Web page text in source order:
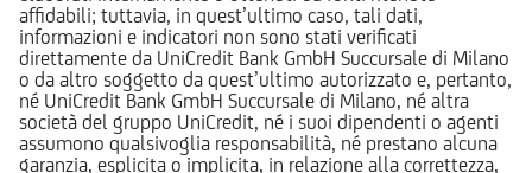
affidabili; tuttavia, in quest’ultimo caso, tali dati,
informazioni e indicatori non sono stati verificati
direttamente da UniCredit Bank GmbH Succursale di Milano
o da altro soggetto da quest’ultimo autorizzato e, pertanto,
né UniCredit Bank GmbH Succursale di Milano, né altra
società del gruppo UniCredit, né i suoi dipendenti o agenti
assumono qualsivoglia responsabilità, né prestano alcuna
garanzia, esplicita o implicita, in relazione alla correttezza,